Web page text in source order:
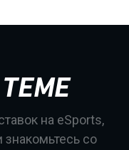
на eSports,
знакомьтесь со